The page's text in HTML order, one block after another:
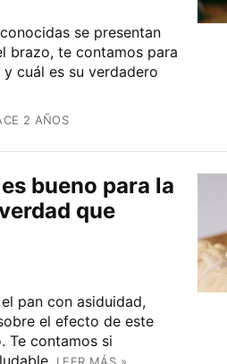
se presentan
brazo, te contamos para
cuál es su verdadero
2 AÑOS
bueno para la
que
pan con asiduidad,
el efecto de este
Te contamos si